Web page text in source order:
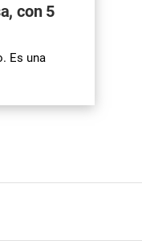
con 5
Es una